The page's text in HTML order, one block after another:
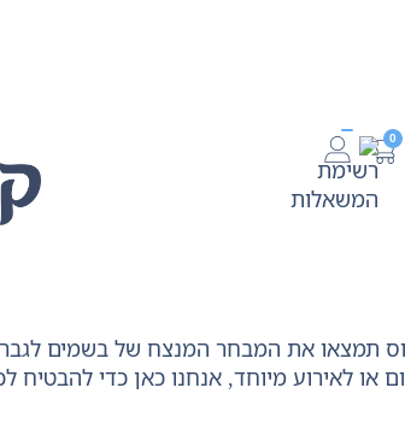
0
תמצאו את המבחר המנצח של בשמים
או לאירוע מיוחד, אנחנו כאן כדי